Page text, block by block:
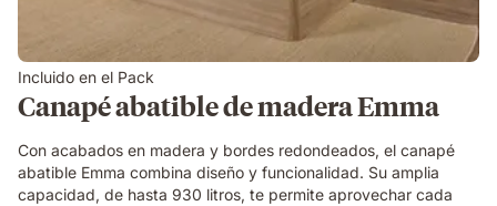
Incluido en el Pack
Canapé abatible de madera Emma
Con acabados en madera y bordes redondeados, el canapé
abatible Emma combina diseño y funcionalidad. Su amplia
capacidad, de hasta 930 litros, te permite aprovechar cada